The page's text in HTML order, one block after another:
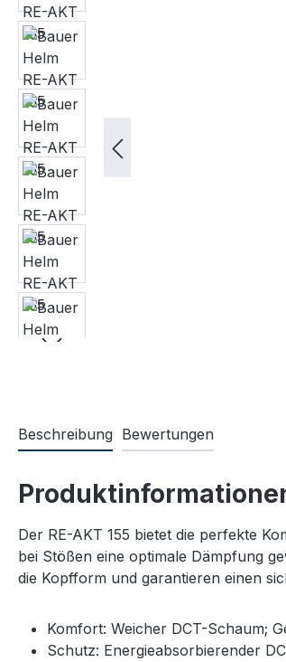
Beschreibung Bewertungen
Der RE-AKT 155 bietet die perfekte
bei Stößen eine optimale Dämpfung
die Kopfform und garantieren einen
Komfort: Weicher DCT-Schaum;
Schutz: Energieabsorbierender